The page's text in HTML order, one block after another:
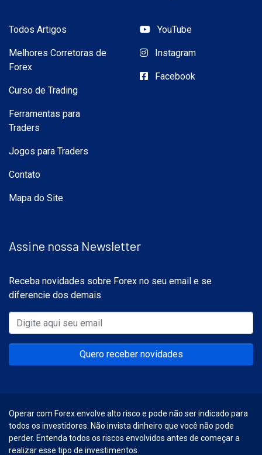
Todos Artigos
Melhores Corretoras de
Forex
Curso de Trading
Ferramentas para
Traders
Jogos para Traders
Contato
Mapa do Site
YouTube
Instagram
Facebook
Assine nossa Newsletter
Receba novidades sobre Forex no seu email e se
diferencie dos demais
Quero receber novidades
Operar com Forex envolve alto risco e pode não ser indicado para
todos os investidores. Não invista dinheiro que você não pode
perder. Entenda todos os riscos envolvidos antes de começar a
realizar esse tipo de investimentos.